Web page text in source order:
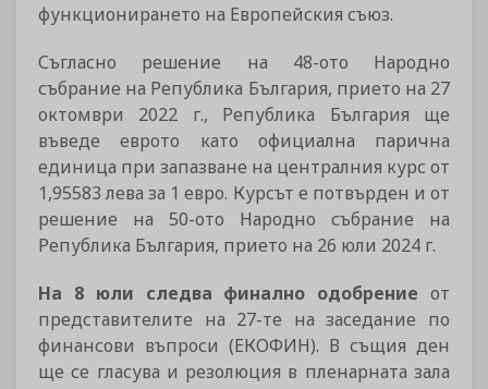
функционирането на Европейския съюз.
Съгласно решение на 48-ото Народно
събрание на Република България, прието на 27
октомври 2022 г., Република България ще
въведе еврото като официална парична
единица при запазване на централния курс от
1,95583 лева за 1 евро. Курсът е потвърден и от
решение на 50-ото Народно събрание на
Република България, прието на 26 юли 2024 г.
На 8 юли следва финално одобрение от
представителите на 27-те на заседание по
финансови въпроси (ЕКОФИН). В същия ден
ще се гласува и резолюция в пленарната зала